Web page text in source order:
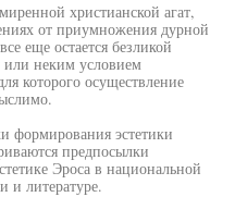
христианской агат,
от приумножения дурной
еще остается безликой
или неким условием
которого осуществление
формирования эстетики
предпосылки
Эроса в национальной
и литературе.